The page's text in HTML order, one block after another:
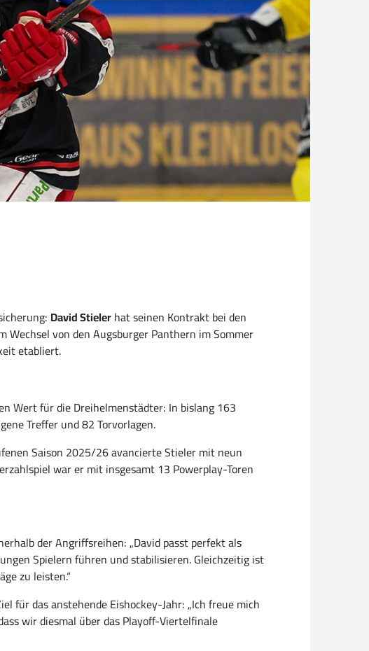
David Stielerhat seinen Kontrakt bei den
von den Augsburger Panthern im Sommer
etabliert.
Wert für die Dreihelmenstädter: In bislang 163
Treffer und 82 Torvorlagen.
Saison 2025/26 avancierte Stieler mit neun
war er mit insgesamt 13 Powerplay-Toren
der Angriffsreihen: „David passt perfekt als
Spielern führen und stabilisieren. Gleichzeitig ist
zu leisten.“
für das anstehende Eishockey-Jahr: „Ich freue mich
wir diesmal über das Playoff-Viertelfinale